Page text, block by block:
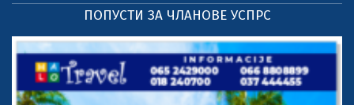
ПОПУСТИ ЗА ЧЛАНОВЕ УСПРС